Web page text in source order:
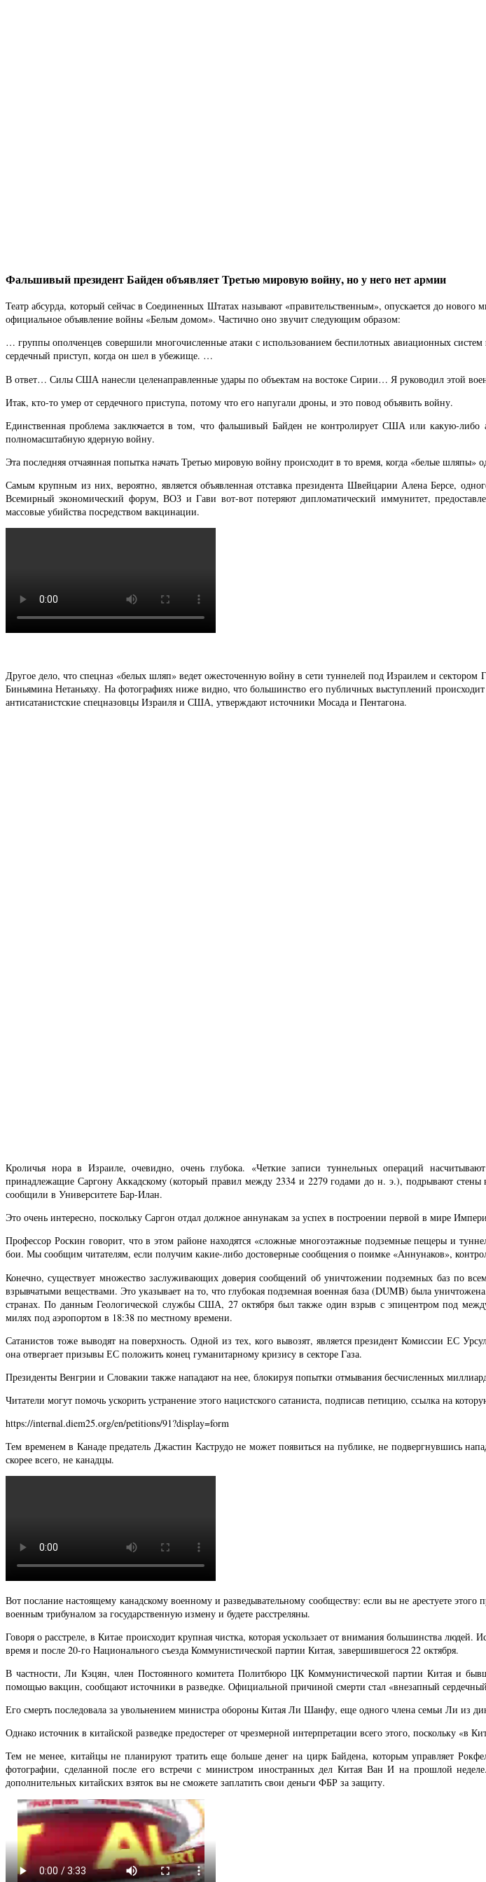
Фальшивый президент Байден объявляет Третью мировую войну, но у него нет армии
Театр абсурда, который сейчас в Соединенных Штатах называют «правительственным», опускается до
официальное объявление войны «Белым домом». Частично оно звучит следующим образом:
… группы ополченцев совершили многочисленные атаки с использованием беспилотных авиационных
сердечный приступ, когда он шел в убежище. …
В ответ… Силы США нанесли целенаправленные удары по объектам на востоке Сирии… Я руководил этой
Итак, кто-то умер от сердечного приступа, потому что его напугали дроны, и это повод объявить войну.
Единственная проблема заключается в том, что фальшивый Байден не контролирует США или какую-
полномасштабную ядерную войну.
Эта последняя отчаянная попытка начать Третью мировую войну происходит в то время, когда «белые
Самым крупным из них, вероятно, является объявленная отставка президента Швейцарии Алена Берсе,
Всемирный экономический форум, ВОЗ и Гави вот-вот потеряют дипломатический иммунитет,
массовые убийства посредством вакцинации.
Другое дело, что спецназ «белых шляп» ведет ожесточенную войну в сети туннелей под Израилем и
Биньямина Нетаньяху. На фотографиях ниже видно, что большинство его публичных выступлений
антисатанистские спецназовцы Израиля и США, утверждают источники Мосада и Пентагона.
Кроличья нора в Израиле, очевидно, очень глубока. «Четкие записи туннельных операций
принадлежащие Саргону Аккадскому (который правил между 2334 и 2279 годами до н. э.), подрывают
сообщили в Университете Бар-Илан.
Это очень интересно, поскольку Саргон отдал должное аннунакам за успех в построении первой в мире
Профессор Роскин говорит, что в этом районе находятся «сложные многоэтажные подземные пещеры и
бои. Мы сообщим читателям, если получим какие-либо достоверные сообщения о поимке «Аннунаков»,
Конечно, существует множество заслуживающих доверия сообщений об уничтожении подземных баз по
взрывчатыми веществами. Это указывает на то, что глубокая подземная военная база (DUMB) была
странах. По данным Геологической службы США, 27 октября был также один взрыв с эпицентром под
милях под аэропортом в 18:38 по местному времени.
Сатанистов тоже выводят на поверхность. Одной из тех, кого вывозят, является президент Комиссии ЕС
она отвергает призывы ЕС положить конец гуманитарному кризису в секторе Газа.
Президенты Венгрии и Словакии также нападают на нее, блокируя попытки отмывания бесчисленных
Читатели могут помочь ускорить устранение этого нацистского сатаниста, подписав петицию, ссылка на
https://internal.diem25.org/en/petitions/91?display=form
Тем временем в Канаде предатель Джастин Каструдо не может появиться на публике, не подвергнувшись
скорее всего, не канадцы.
Вот послание настоящему канадскому военному и разведывательному сообществу: если вы не арестуете
военным трибуналом за государственную измену и будете расстреляны.
Говоря о расстреле, в Китае происходит крупная чистка, которая ускользает от внимания большинства
время и после 20-го Национального съезда Коммунистической партии Китая, завершившегося 22 октября.
В частности, Ли Кэцян, член Постоянного комитета Политбюро ЦК Коммунистической партии Китая и
помощью вакцин, сообщают источники в разведке. Официальной причиной смерти стал «внезапный сердечный
Его смерть последовала за увольнением министра обороны Китая Ли Шанфу, еще одного члена семьи Ли из
Однако источник в китайской разведке предостерег от чрезмерной интерпретации всего этого, поскольку «в
Тем не менее, китайцы не планируют тратить еще больше денег на цирк Байдена, которым управляет
фотографии, сделанной после его встречи с министром иностранных дел Китая Ван И на прошлой
дополнительных китайских взяток вы не сможете заплатить свои деньги ФБР за защиту.